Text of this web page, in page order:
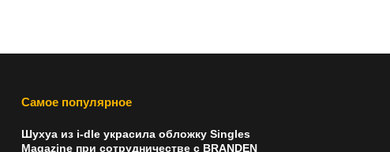
Самое популярное
Шухуа из i-dle украсила обложку Singles
Magazine при сотрудничестве с BRANDEN